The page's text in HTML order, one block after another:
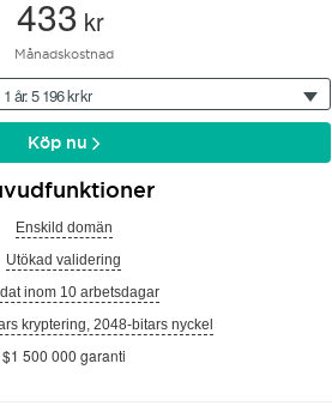
433 kr
Månadskostnad
1 år: 5 196 kr kr
Köp nu
Enskild domän
Utökad validering
inom 10 arbetsdagar
kryptering, 2048-bitars nyckel
$1 500 000 garanti